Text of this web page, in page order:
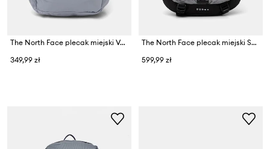
The North Face plecak miejski Vault
349,99 zł
The North Face plecak miejski Surge
599,99 zł